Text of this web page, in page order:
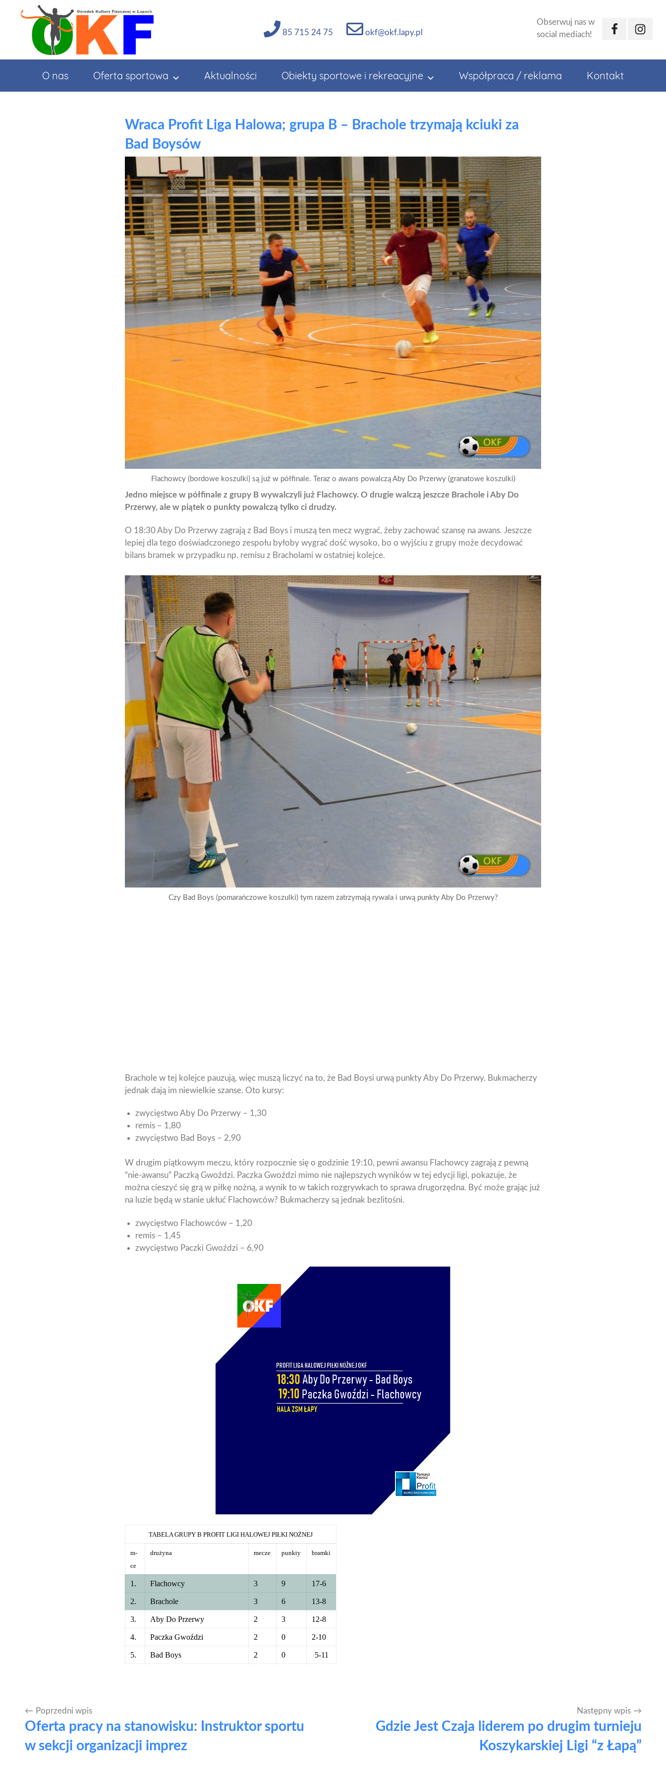
85 715 24 75 okf@okf.lapy.pl
Obserwuj nas w
social mediach!
Facebook
O nas Oferta sportowa Aktualności Obiekty sportowe i rekreacyjne Współpraca / reklama Kontakt
Wraca Profit Liga Halowa; grupa B – Brachole trzymają kciuki za
Bad Boysów
Flachowcy (bordowe koszulki) są już w półfinale. Teraz o awans powalczą Aby Do Przerwy (granatowe koszulki)
Jedno miejsce w półfinale z grupy B wywalczyli już Flachowcy. O drugie walczą jeszcze Brachole i Aby Do
Przerwy, ale w piątek o punkty powalczą tylko ci drudzy.
O 18:30 Aby Do Przerwy zagrają z Bad Boys i muszą ten mecz wygrać, żeby zachować szansę na awans. Jeszcze
lepiej dla tego doświadczonego zespołu byłoby wygrać dość wysoko, bo o wyjściu z grupy może decydować
bilans bramek w przypadku np. remisu z Bracholami w ostatniej kolejce.
Czy Bad Boys (pomarańczowe koszulki) tym razem zatrzymają rywala i urwą punkty Aby Do Przerwy?
Brachole w tej kolejce pauzują, więc muszą liczyć na to, że Bad Boysi urwą punkty Aby Do Przerwy. Bukmacherzy
jednak dają im niewielkie szanse. Oto kursy:
zwycięstwo Aby Do Przerwy – 1,30
remis – 1,80
zwycięstwo Bad Boys – 2,90
W drugim piątkowym meczu, który rozpocznie się o godzinie 19:10, pewni awansu Flachowcy zagrają z pewną
“nie-awansu” Paczką Gwoździ. Paczka Gwoździ mimo nie najlepszych wyników w tej edycji ligi, pokazuje, że
można cieszyć się grą w piłkę nożną, a wynik to w takich rozgrywkach to sprawa drugorzędna. Być może grając już
na luzie będą w stanie ukłuć Flachowców? Bukmacherzy są jednak bezlitośni.
zwycięstwo Flachowców – 1,20
remis – 1,45
zwycięstwo Paczki Gwoździ – 6,90
TABELA GRUPY B PROFIT LIGI HALOWEJ PIŁKI NOŻNEJ
m-
ce
drużyna mecze punkty bramki
1. Flachowcy 3 9 17-6
2. Brachole 3 6 13-8
3. Aby Do Przerwy 2 3 12-8
4. Paczka Gwoździ 2 0 2-10
5. Bad Boys 2 0 5-11
Nawigacja
wpisu
Poprzedni wpis
Oferta pracy na stanowisku: Instruktor sportu
w sekcji organizacji imprez
Następny wpis
Gdzie Jest Czaja liderem po drugim turnieju
Koszykarskiej Ligi “z Łapą”